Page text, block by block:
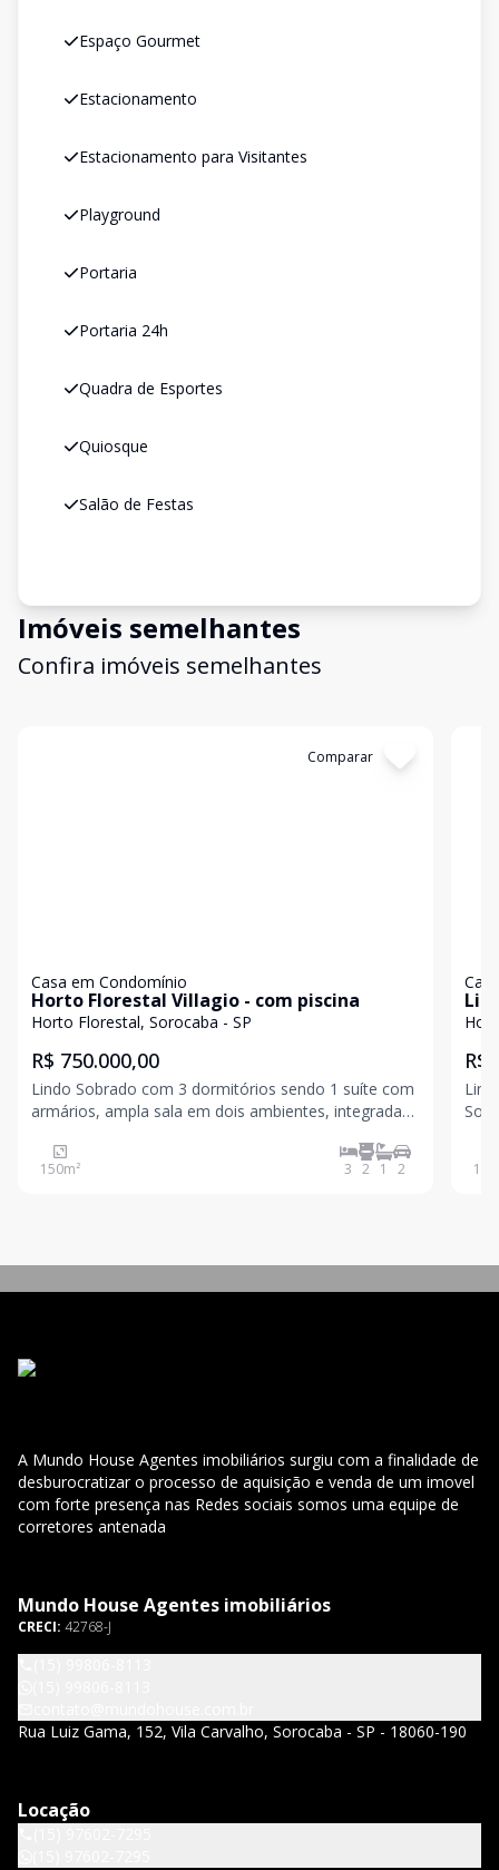
Espaço Gourmet
Estacionamento
Estacionamento para Visitantes
Playground
Portaria
Portaria 24h
Quadra de Esportes
Quiosque
Salão de Festas
Imóveis semelhantes
Confira imóveis semelhantes
Comparar
Casa em Condomínio
Horto Florestal Villagio - com piscina
Horto Florestal, Sorocaba - SP
R$ 750.000,00
Lindo Sobrado com 3 dormitórios sendo 1 suíte com
armários, ampla sala em dois ambientes, integrada
aconchegante e no lazer, piscina e churrasqueira,
onde sua família viverá grandes momentos, repletos
150m² 3 2 1 2
R$
108
A Mundo House Agentes imobiliários surgiu com a finalidade de
desburocratizar o processo de aquisição e venda de um imovel
com forte presença nas Redes sociais somos uma equipe de
corretores antenada
Mundo House Agentes imobiliários
CRECI: 42768-J
Rua Luiz Gama, 152, Vila Carvalho, Sorocaba - SP - 18060-190
Locação